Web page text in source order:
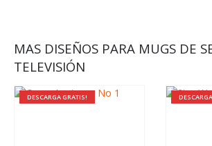
MAS DISEÑOS PARA MUGS DE
TELEVISIÓN
DESCARGA GRATIS!